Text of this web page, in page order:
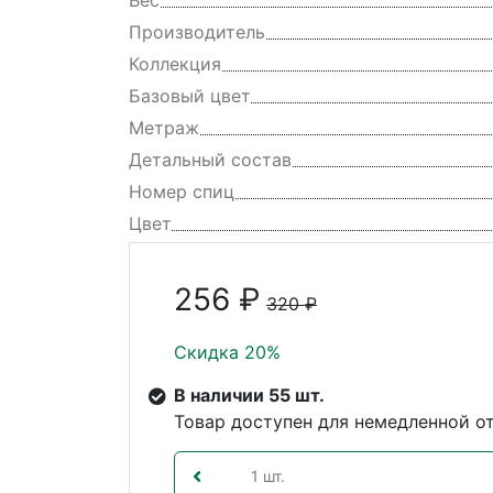
Производитель
Коллекция
Базовый цвет
Метраж
Детальный состав
Номер спиц
Цвет
256 ₽ 320 ₽
Скидка 20%
В наличии 55 шт.
Товар доступен для немедленной